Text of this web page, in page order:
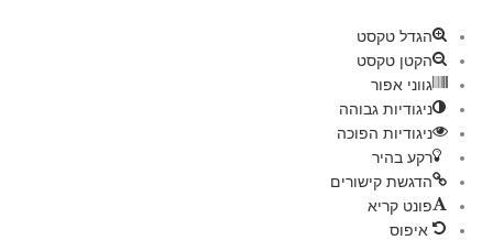
הגדל טקסט
הקטן טקסט
גווני אפור
ניגודיות גבוהה
ניגודיות הפוכה
רקע בהיר
הדגשת קישורים
פונט קריא
איפוס